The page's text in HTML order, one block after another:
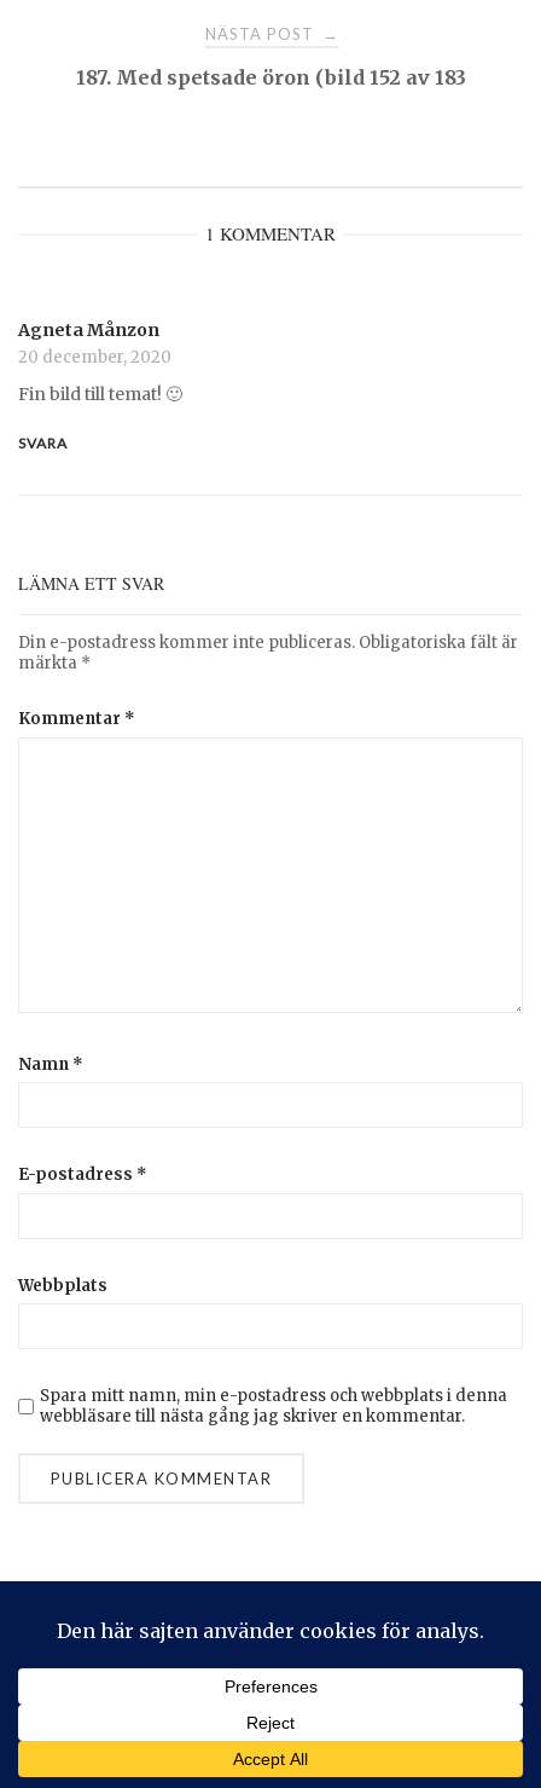
NÄSTA POST →
187. Med spetsade öron (bild 152 av 183
1 KOMMENTAR
Agneta Månzon
20 december, 2020
Fin bild till temat! 🙂
SVARA
LÄMNA ETT SVAR
Din e-postadress kommer inte publiceras. Obligatoriska fält är
märkta *
Kommentar *
Namn *
E-postadress *
Webbplats
Spara mitt namn, min e-postadress och webbplats i denna
webbläsare till nästa gång jag skriver en kommentar.
2026 © Stickeralla Theme by
Privacy & Cookies: This site uses cookies. By continuing to use
this website, you agree to their use.
To find out more, including how to control cookies, see here: